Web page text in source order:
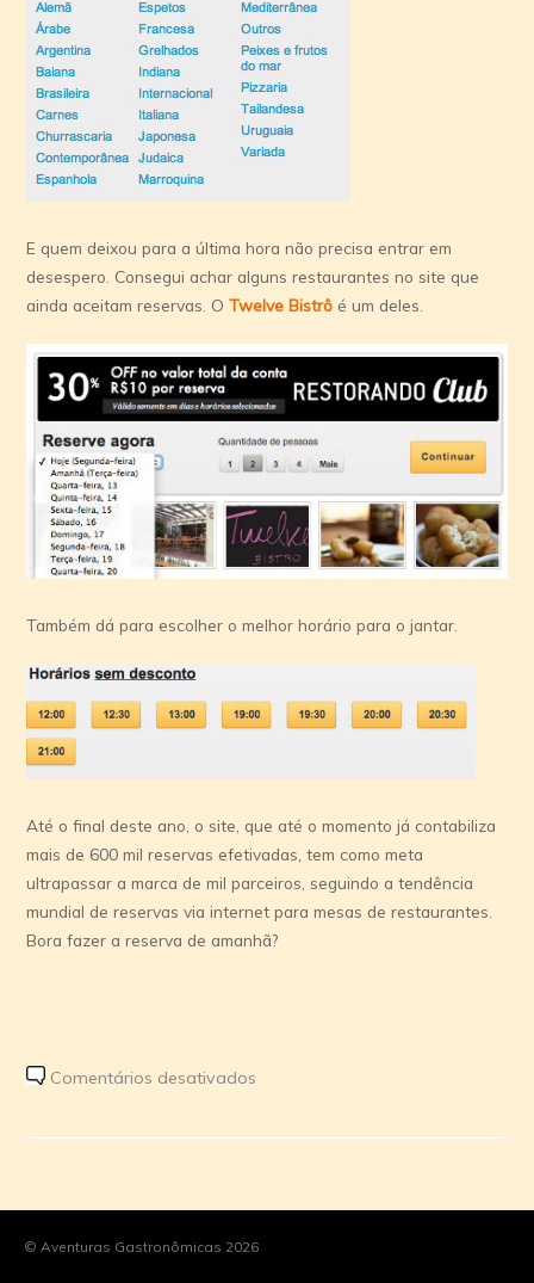
E quem deixou para a última hora não precisa entrar em
desespero. Consegui achar alguns restaurantes no site que
ainda aceitam reservas. OTwelve Bistrô é um deles.
Também dá para escolher o melhor horário para o jantar.
Até o final deste ano, o site, que até o momento já contabiliza
mais de 600 mil reservas efetivadas, tem como meta
ultrapassar a marca de mil parceiros, seguindo a tendência
mundial de reservas via internet para mesas de restaurantes.
Bora fazer a reserva de amanhã?
Comentários desativados
online:
fila
© Aventuras Gastronômicas 2026